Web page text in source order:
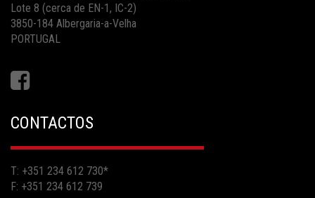
Lote 8 (cerca de EN-1, IC-2)
3850-184 Albergaria-a-Velha
PORTUGAL
CONTACTOS
T: +351 234 612 730*
F: +351 234 612 739